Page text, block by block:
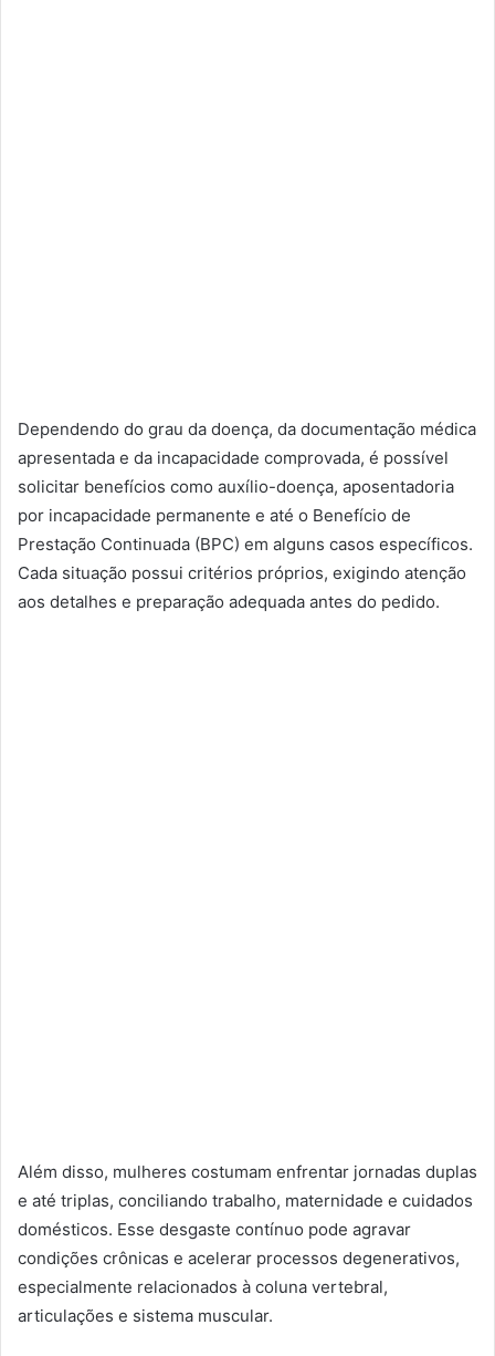
Dependendo do grau da doença, da documentação médica
apresentada e da incapacidade comprovada, é possível
solicitar benefícios como auxílio-doença, aposentadoria
por incapacidade permanente e até o Benefício de
Prestação Continuada (BPC) em alguns casos específicos.
Cada situação possui critérios próprios, exigindo atenção
aos detalhes e preparação adequada antes do pedido.
Além disso, mulheres costumam enfrentar jornadas duplas
e até triplas, conciliando trabalho, maternidade e cuidados
domésticos. Esse desgaste contínuo pode agravar
condições crônicas e acelerar processos degenerativos,
especialmente relacionados à coluna vertebral,
articulações e sistema muscular.